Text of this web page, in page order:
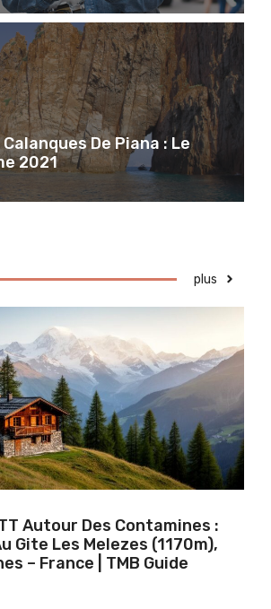
De Piana : Le
2021
plus
Autour Des Contamines :
Gite Les Melezes (1170m),
– France | TMB Guide